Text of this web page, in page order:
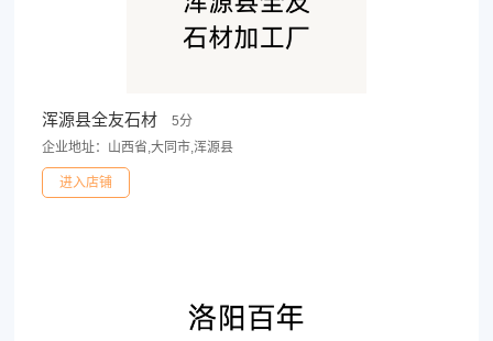
浑源县全友石材
5分
企业地址：山西省,大同市,浑源县
进入店铺